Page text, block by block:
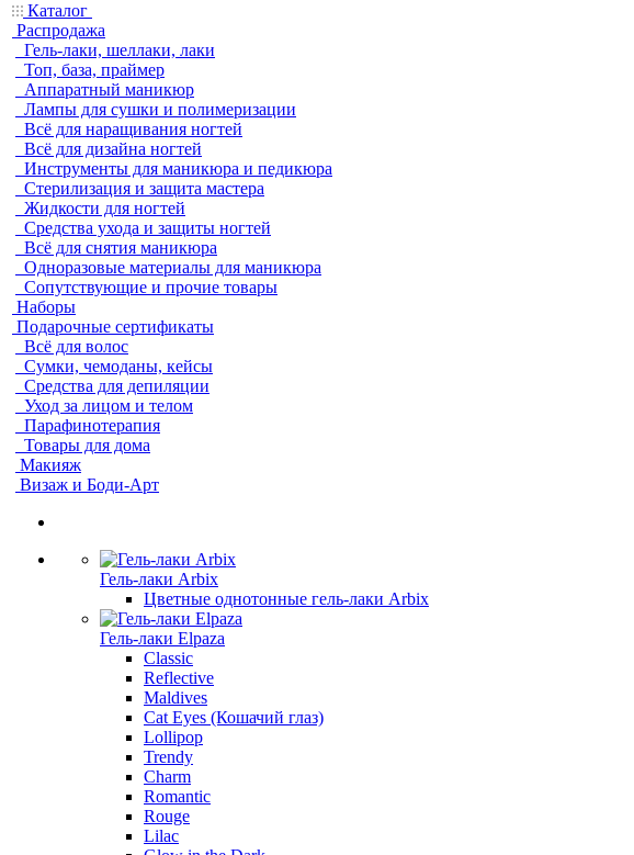
Каталог
Распродажа
Гель-лаки, шеллаки, лаки
Топ, база, праймер
Аппаратный маникюр
Лампы для сушки и полимеризации
Всё для наращивания ногтей
Всё для дизайна ногтей
Инструменты для маникюра и педикюра
Стерилизация и защита мастера
Жидкости для ногтей
Средства ухода и защиты ногтей
Всё для снятия маникюра
Одноразовые материалы для маникюра
Сопутствующие и прочие товары
Наборы
Подарочные сертификаты
Всё для волос
Сумки, чемоданы, кейсы
Средства для депиляции
Уход за лицом и телом
Парафинотерапия
Товары для дома
Макияж
Визаж и Боди-Арт
Гель-лаки Arbix
Цветные однотонные гель-лаки Arbix
Гель-лаки Elpaza
Classic
Reflective
Maldives
Cat Eyes (Кошачий глаз)
Lollipop
Trendy
Charm
Romantic
Rouge
Lilac